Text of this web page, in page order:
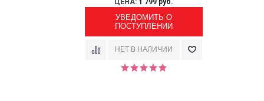
ЦЕНА: 1 799 руб.
УВЕДОМИТЬ О
ПОСТУПЛЕНИИ